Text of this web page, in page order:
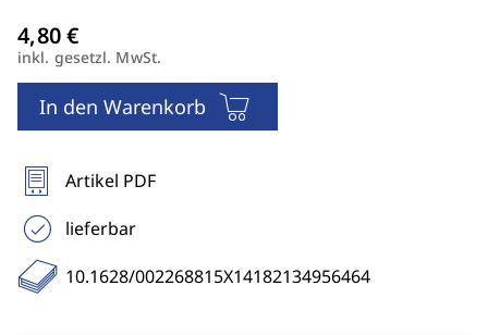
inkl. gesetzl. MwSt.
In den Warenkorb
Artikel PDF
lieferbar
10.1628/002268815X14182134956464